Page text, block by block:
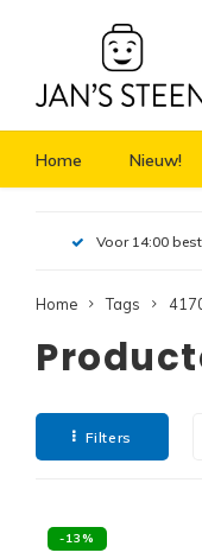
Home Nieuw!
Voor 14:00
Home Tags
Filters
-13%